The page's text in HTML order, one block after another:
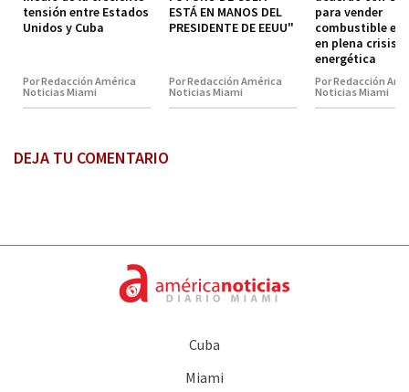
tensión entre Estados
Unidos y Cuba
Por Redacción América
Noticias Miami
ESTÁ EN MANOS DEL
PRESIDENTE DE EEUU"
Por Redacción América
Noticias Miami
para vender
combustible en
en plena crisis
energética
Por Redacción
Noticias Miami
DEJA TU COMENTARIO
Cuba
Miami